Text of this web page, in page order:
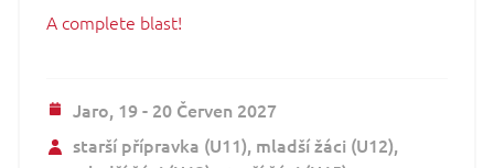
A complete blast!
Jaro, 19 - 20 Červen 2027
starší přípravka (U11) mladší žáci (U12)